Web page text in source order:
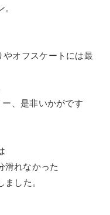
オフスケートには最
、是非いかがです
滑れなかった
した。